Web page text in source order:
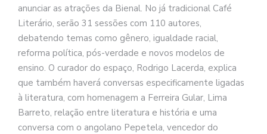
anunciar as atrações da Bienal. No já tradicional Café
Literário, serão 31 sessões com 110 autores,
debatendo temas como gênero, igualdade racial,
reforma política, pós-verdade e novos modelos de
ensino. O curador do espaço, Rodrigo Lacerda, explica
que também haverá conversas especificamente ligadas
à literatura, com homenagem a Ferreira Gular, Lima
Barreto, relação entre literatura e história e uma
conversa com o angolano Pepetela, vencedor do